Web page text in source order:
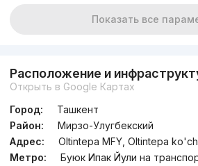
Показать все
Расположение и
Открыть в Google Картах
Город:
Ташкент
Район:
Мирзо-Улугбекский
Адрес:
Oltintepa MFY, Oltintepa
Метро:
Буюк Ипак Йули на